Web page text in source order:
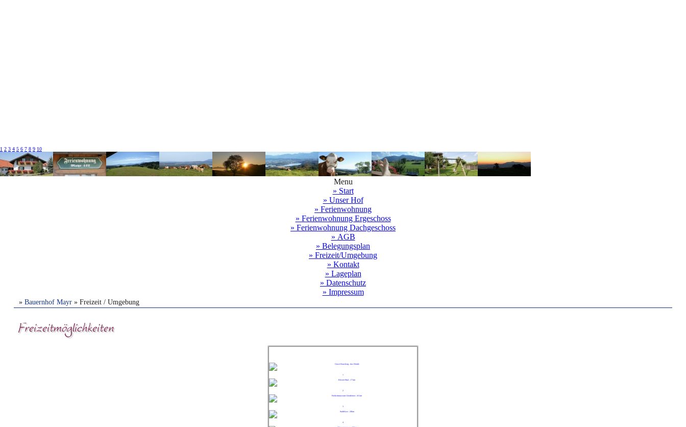
1 2 3 4 5 6 7 8 9 10
Menu
» Start
» Unser Hof
» Ferienwohnung
» Ferienwohnung Ergeschoss
» Ferienwohnung Dachgeschoss
» AGB
» Belegungsplan
» Freizeit/Umgebung
» Kontakt
» Lageplan
» Datenschutz
» Impressum
» Bauernhof Mayr» Freizeit / Umgebung
Freizeitmöglichkeiten
1
2
3
4